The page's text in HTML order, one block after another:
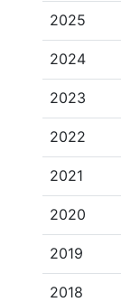
2025
2024
2023
2022
2021
2020
2019
2018